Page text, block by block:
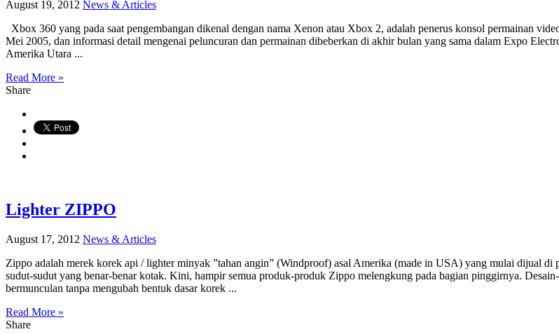
August 19, 2012 News & Articles
Xbox 360 yang pada saat pengembangan dikenal dengan nama Xenon atau Xbox 2, adalah penerus konsol permainan
Mei 2005, dan informasi detail mengenai peluncuran dan permainan dibeberkan di akhir bulan yang sama dalam Expo
Amerika Utara ...
Read More »
Share
Lighter ZIPPO
August 17, 2012 News & Articles
Zippo adalah merek korek api / lighter minyak ”tahan angin” (Windproof) asal Amerika (made in USA) yang mulai dijual di
sudut-sudut yang benar-benar kotak. Kini, hampir semua produk-produk Zippo melengkung pada bagian pinggirnya.
bermunculan tanpa mengubah bentuk dasar korek ...
Read More »
Share